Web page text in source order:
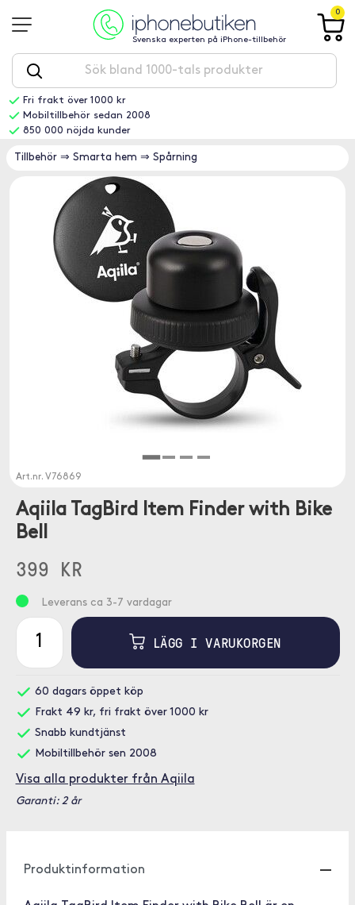
Svenska experten på iPhone-tillbehör
0
Fri frakt över 1000 kr
Mobiltillbehör sedan 2008
850 000 nöjda kunder
Tillbehör ⇒ Smarta hem ⇒ Spårning
Art.nr. V76869
Aqiila TagBird Item Finder with Bike
Bell
399 KR
Leverans ca 3-7 vardagar
LÄGG I VARUKORGEN
60 dagars öppet köp
Frakt 49 kr, fri frakt över 1000 kr
Snabb kundtjänst
Mobiltillbehör sen 2008
Visa alla produkter från Aqiila
Garanti: 2 år
Produktinformation